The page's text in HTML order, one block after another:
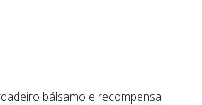
bálsamo e recompensa